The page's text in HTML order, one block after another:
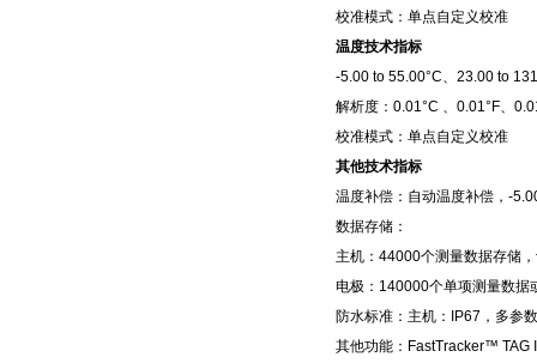
校准模式：单点自定义校准
温度技术指标
-5.00 to 55.00°C
23.00 to
解析度： 0.01°C 0.01°F
校准模式：单点自定义校准
其他技术指标
温度补偿：自动温度补偿， -
数据存储：
主机： 44000个测量数据存储
电极： 140000个单项测量数据
防水标准：主机： IP67 ，多参
其他功能： FastTracker™ TAG